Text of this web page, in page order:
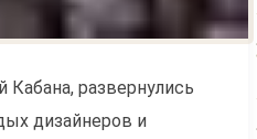
Кабана, развернулись
дизайнеров и